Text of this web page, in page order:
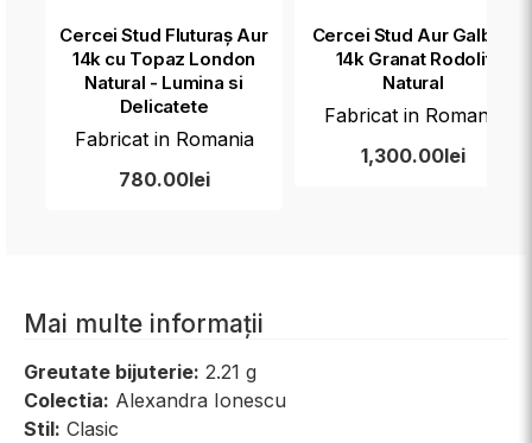
Cercei Stud Fluturaș Aur
14k cu Topaz London
Natural - Lumina si
Delicatete
Fabricat in Romania
780.00lei
Cercei Stud Aur Galben
14k Granat Rodolit
Natural
Fabricat in Romania
1,300.00lei
Mai multe informații
Greutate bijuterie: 2.21 g
Colectia: Alexandra Ionescu
Stil: Clasic